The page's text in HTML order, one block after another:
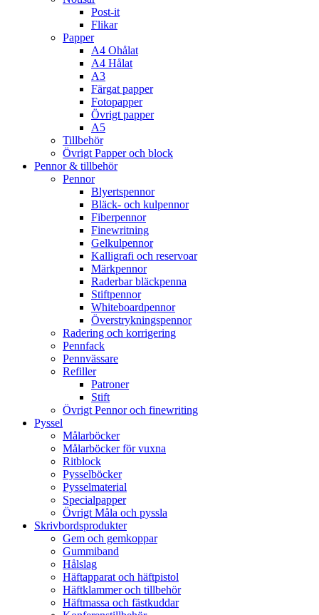
Post-it
Flikar
Papper
A4 Ohålat
A4 Hålat
A3
Färgat papper
Fotopapper
Övrigt papper
A5
Tillbehör
Övrigt Papper och block
Pennor & tillbehör
Pennor
Blyertspennor
Bläck- och kulpennor
Fiberpennor
Finewritning
Gelkulpennor
Kalligrafi och reservoar
Märkpennor
Raderbar bläckpenna
Stiftpennor
Whiteboardpennor
Överstrykningspennor
Radering och korrigering
Pennfack
Pennvässare
Refiller
Patroner
Stift
Övrigt Pennor och finewriting
Pyssel
Målarböcker
Målarböcker för vuxna
Ritblock
Pysselböcker
Pysselmaterial
Specialpapper
Övrigt Måla och pyssla
Skrivbordsprodukter
Gem och gemkoppar
Gummiband
Hålslag
Häftapparat och häftpistol
Häftklammer och tillbehör
Häftmassa och fästkuddar